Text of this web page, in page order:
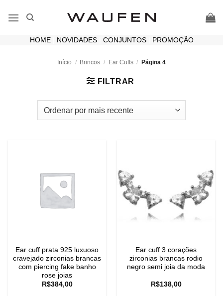
HOME| NOVIDADES| CONJUNTOS| PROMOÇÃO
Início / Brincos / Ear Cuffs / Página 4
FILTRAR
Ear cuff prata 925 luxuoso
cravejado zirconias brancas
com piercing fake banho
rose joias
R$384,00
Ear cuff 3 corações
zirconias brancas rodio
negro semi joia da moda
R$138,00